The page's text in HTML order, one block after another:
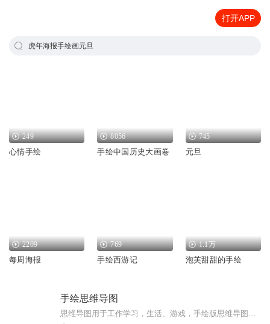
打开APP
虎年海报手绘画元旦
249
心情手绘
8056
手绘中国历史大画卷
745
元旦
2209
每周海报
769
手绘西游记
1.1万
泡芙甜甜的手绘
手绘思维导图